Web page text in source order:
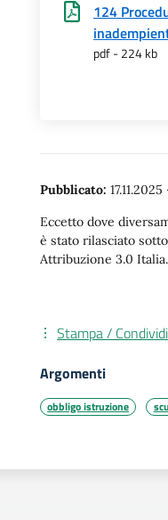
124
pdf - 224 kb
Pubblicato: 17.11.2025
Eccetto dove
è stato rilasciato
Attribuzione 3.0 Italia.
Stampa / Condividi
Argomenti
obbligo istruzione